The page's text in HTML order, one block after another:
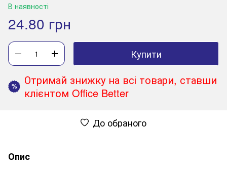
В наявності
24.80 грн
Купити
%
Отримай знижку на всі товари, ставши
клієнтом Office Better
До обраного
Опис